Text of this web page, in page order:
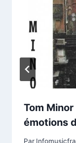
Tom
émotions
Par